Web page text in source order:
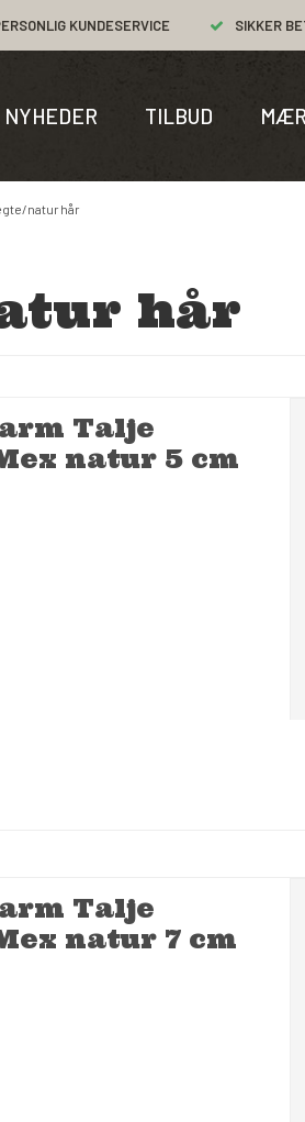
KUNDESERVICE SIKKER
NYHEDER TILBUD
natur hår
hår
Talje
natur 5 cm
Talje
natur 7 cm